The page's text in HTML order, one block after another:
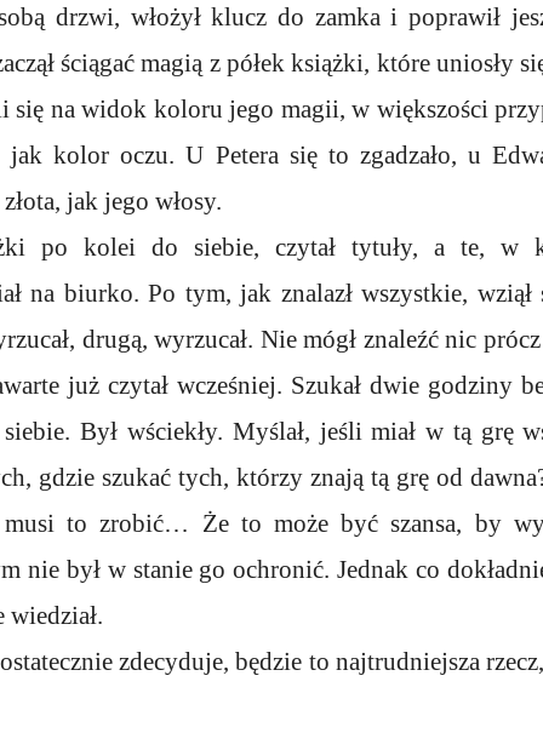
drzwi, włożył klucz do zamka i poprawił
ściągać magią z półek książki, które uniosły
się na widok koloru jego magii, w większości
jak kolor oczu. U Petera się to zgadzało, u
jak jego włosy.
po kolei do siebie, czytał tytuły, a te, w
na biurko. Po tym, jak znalazł wszystkie, wziął
drugą, wyrzucał. Nie mógł znaleźć nic
już czytał wcześniej. Szukał dwie godziny
Był wściekły. Myślał, jeśli miał w tą grę
gdzie szukać tych, którzy znają tą grę od
musi to zrobić… Że to może być szansa, by
nie był w stanie go ochronić. Jednak co
zdecyduje, będzie to najtrudniejsza